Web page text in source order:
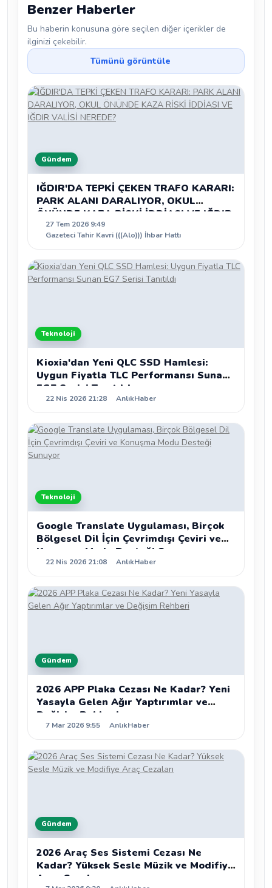
Benzer Haberler
Bu haberin konusuna göre seçilen diğer içerikler de
ilginizi çekebilir.
Tümünü görüntüle
Gündem
IĞDIR'DA TEPKİ ÇEKEN TRAFO KARARI:
PARK ALANI DARALIYOR, OKUL
ÖNÜNDE KAZA RİSKİ İDDİASI VE IĞDIR
VALİSİ NEREDE?
27 Tem 2026 9:49
Gazeteci Tahir Kavri (((Alo))) İhbar Hattı
Teknoloji
Kioxia'dan Yeni QLC SSD Hamlesi:
Uygun Fiyatla TLC Performansı Sunan
EG7 Serisi Tanıtıldı
22 Nis 2026 21:28 AnlıkHaber
Teknoloji
Google Translate Uygulaması, Birçok
Bölgesel Dil İçin Çevrimdışı Çeviri ve
Konuşma Modu Desteği Sunuyor
22 Nis 2026 21:08 AnlıkHaber
Gündem
2026 APP Plaka Cezası Ne Kadar? Yeni
Yasayla Gelen Ağır Yaptırımlar ve
Değişim Rehberi
7 Mar 2026 9:55 AnlıkHaber
Gündem
2026 Araç Ses Sistemi Cezası Ne
Kadar? Yüksek Sesle Müzik ve Modifiye
Araç Cezaları